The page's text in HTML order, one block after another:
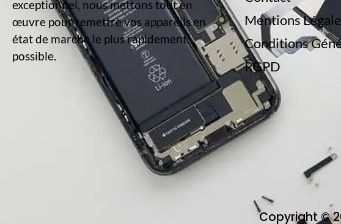
exceptionnel, nous mettons tout en
œuvre pour remettre vos appareils en
état de marche le plus rapidement
possible.
Mentions
Conditions
RGPD
Copyright ©